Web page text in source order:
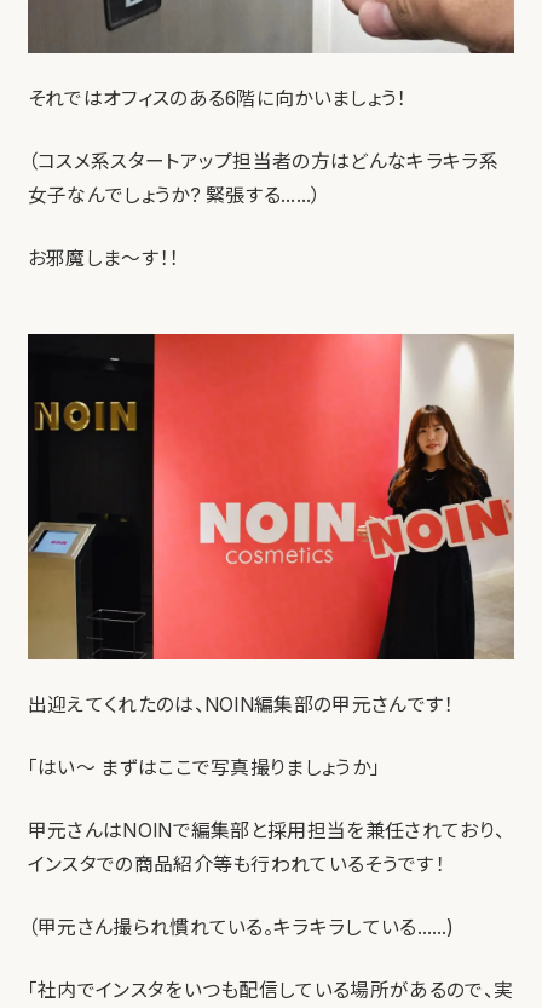
それではオフィスのある6階に向かいましょう！
（コスメ系スタートアップ担当者の方はどんなキラキラ系
女子なんでしょうか? 緊張する……）
お邪魔しま〜す！！
出迎えてくれたのは、NOIN編集部の甲元さんです！
「はい〜 まずはここで写真撮りましょうか」
甲元さんはNOINで編集部と採用担当を兼任されており、
インスタでの商品紹介等も行われているそうです！
（甲元さん撮られ慣れている。キラキラしている……)
「社内でインスタをいつも配信している場所があるので、実